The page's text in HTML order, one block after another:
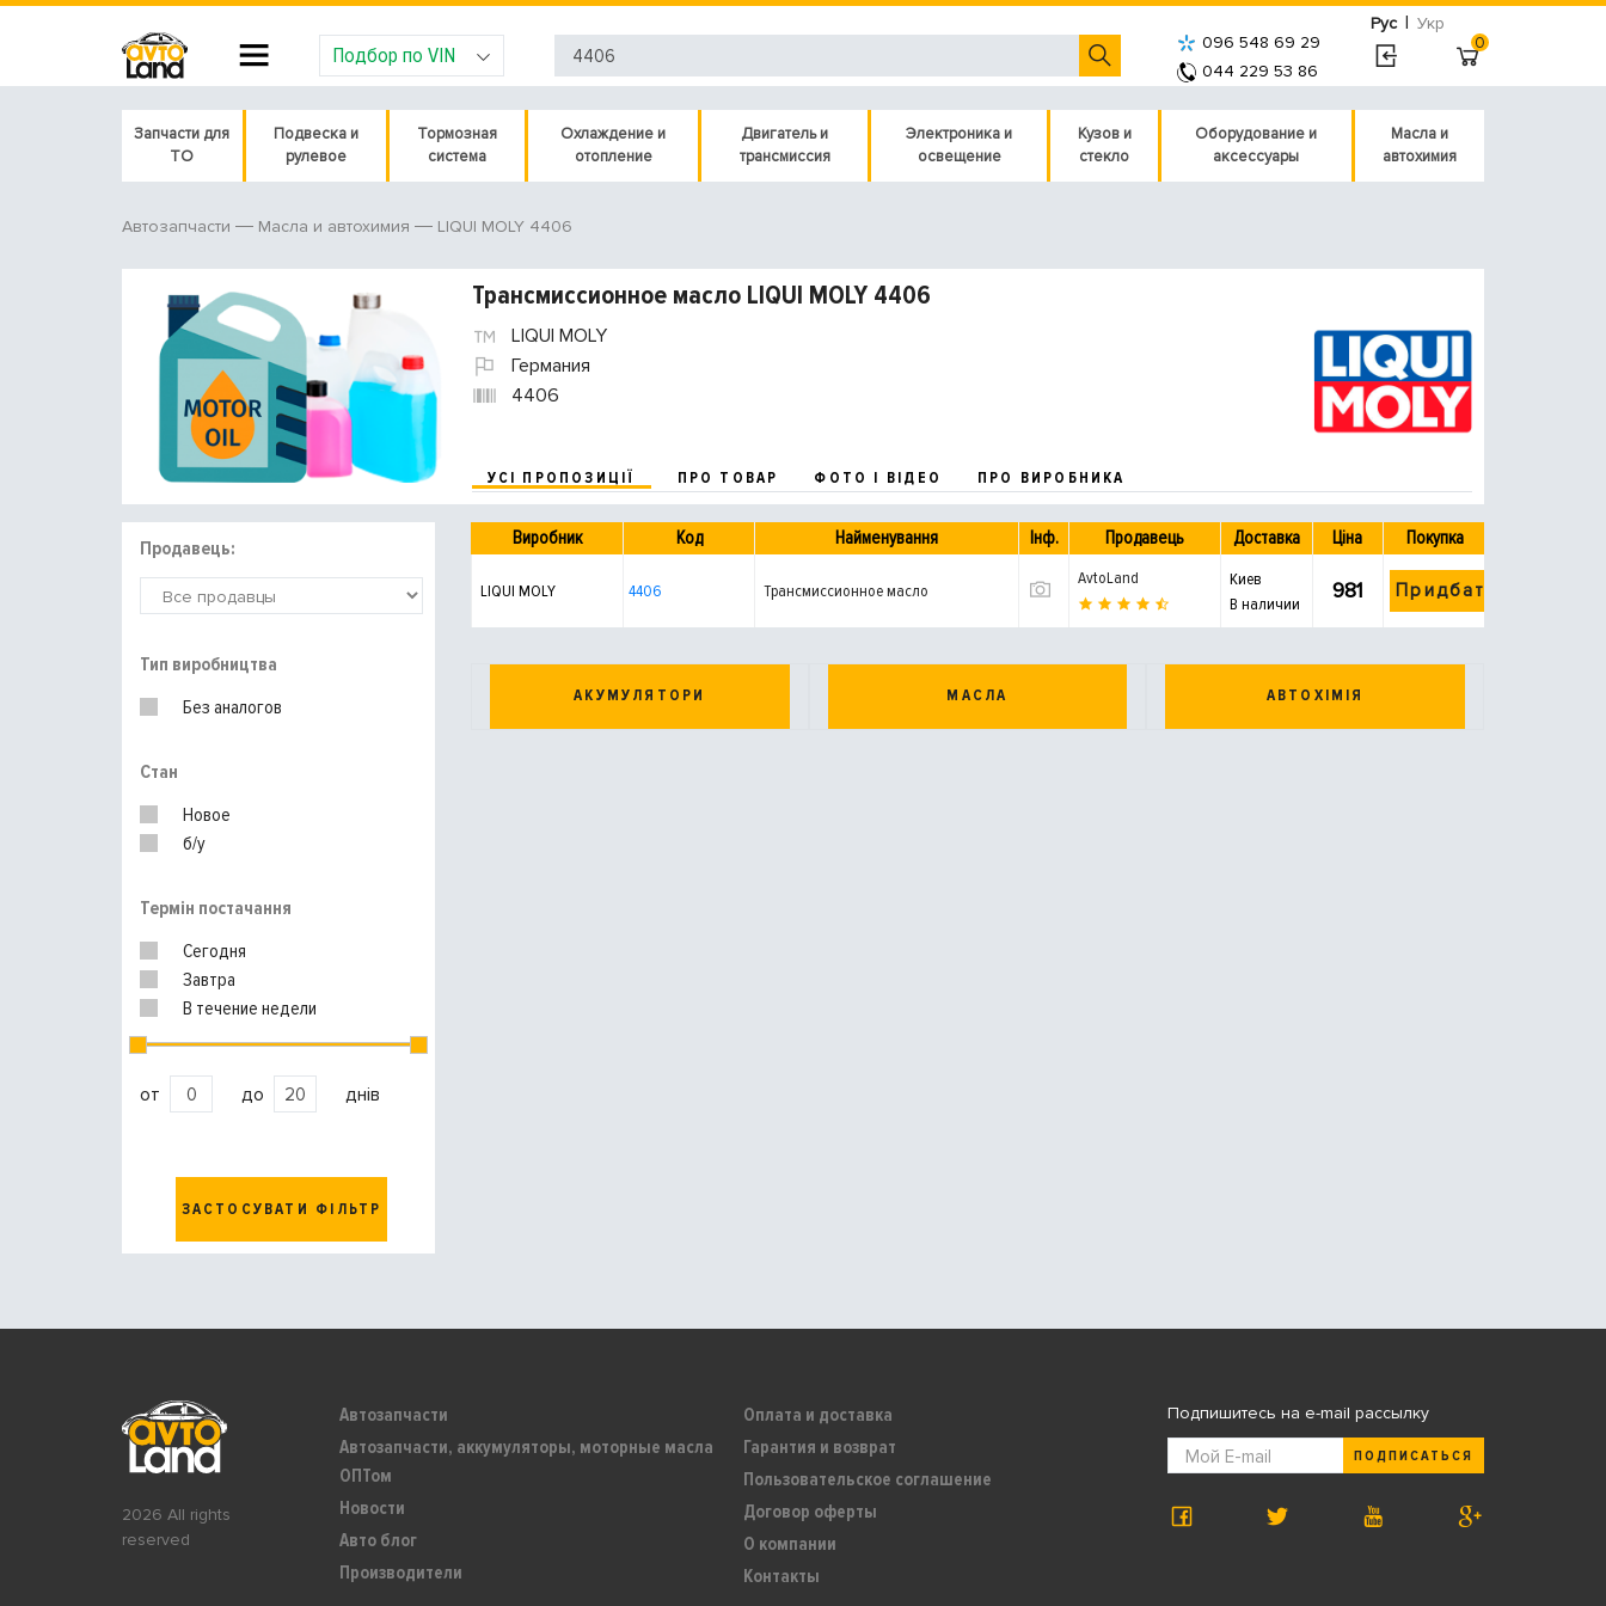
Рус | Укр
Подбор по VIN
096 548 69 29
044 229 53 86
0
Запчасти для
ТО
Подвеска и
рулевое
Тормозная
система
Охлаждение и
отопление
Двигатель и
трансмиссия
Электроника и
освещение
Кузов и
стекло
Оборудование и
аксессуары
Масла и
автохимия
Автозапчасти Масла и автохимия LIQUI MOLY 4406
Трансмиссионное масло LIQUI MOLY 4406
LIQUI MOLY
Германия
4406
УСІ ПРОПОЗИЦІЇ ПРО ТОВАР ФОТО І ВІДЕО ПРО ВИРОБНИКА
Продавець:
Тип виробництва
Без аналогов
Стан
Новое
б/у
Термін постачання
Сегодня
Завтра
В течение недели
от до днів
ЗАСТОСУВАТИ ФІЛЬТР
Виробник Код Найменування Інф. Продавець Доставка Ціна Покупка
LIQUI MOLY 4406 Трансмиссионное масло
AvtoLand
Киев
В наличии
981 Придбати
АКУМУЛЯТОРИ МАСЛА АВТОХІМІЯ
2026 All rights
reserved
Автозапчасти
Автозапчасти, аккумуляторы, моторные масла
ОПТом
Новости
Авто блог
Производители
Оплата и доставка
Гарантия и возврат
Пользовательское соглашение
Договор оферты
О компании
Контакты
Подпишитесь на e-mail рассылку
ПОДПИСАТЬСЯ